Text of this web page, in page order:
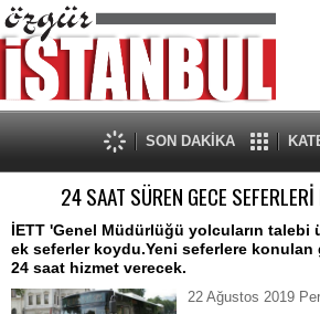
SON DAKİKA
24 SAAT SÜREN GECE
İETT 'Genel Müdürlüğü yolcuların talebi
ek seferler koydu.Yeni seferlere konulan
24 saat hizmet verecek.
22 Ağustos 2019